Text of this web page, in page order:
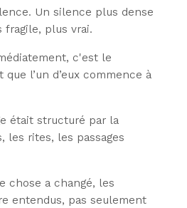
Un silence plus dense
fragile, plus vrai.
c'est le
l’un d’eux commence à
était structuré par la
les rites, les passages
chose a changé, les
entendus, pas seulement